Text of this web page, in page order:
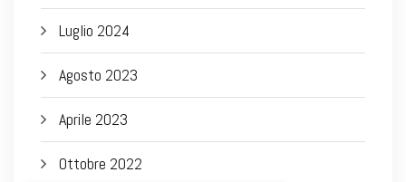
Luglio 2024
Agosto 2023
Aprile 2023
Ottobre 2022